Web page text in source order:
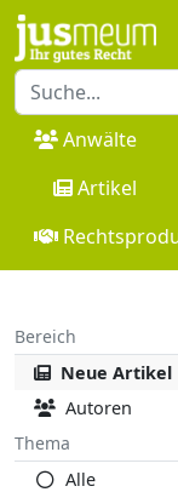
Anwälte
Artikel
Bereich
Neue Artikel
Autoren
Thema
Alle